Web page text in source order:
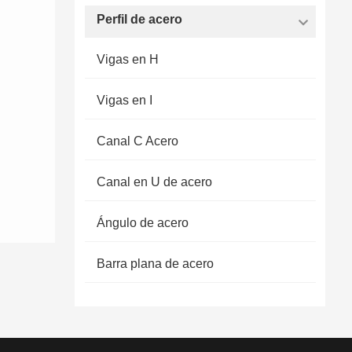
Perfil de acero
Vigas en H
Vigas en I
Canal C Acero
Canal en U de acero
Ángulo de acero
Barra plana de acero